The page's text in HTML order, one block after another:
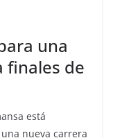
una
finales de
está
nueva carrera